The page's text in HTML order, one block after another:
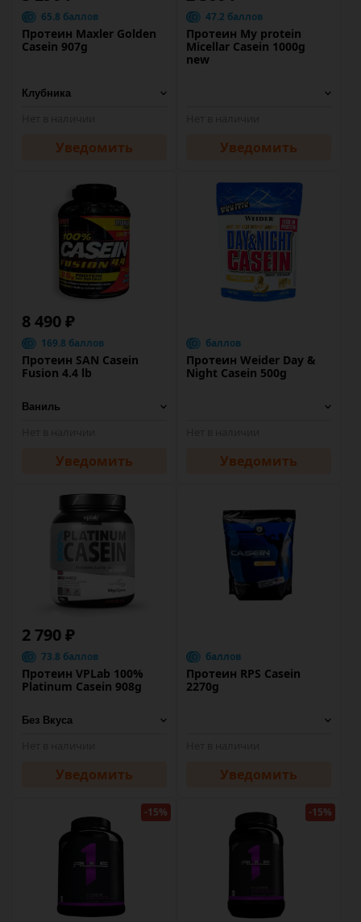
65.8 баллов
Протеин Maxler Golden
Casein 907g
Уведомить
47.2 баллов
Протеин My protein
Micellar Casein 1000g
new
Уведомить
8 490 ₽
169.8 баллов
Протеин SAN Casein
Fusion 4.4 lb
Уведомить
баллов
Протеин Weider Day &
Night Casein 500g
Уведомить
2 790 ₽
73.8 баллов
Протеин VPLab 100%
Platinum Casein 908g
Уведомить
баллов
Протеин RPS Casein
2270g
Уведомить
-15% -15%